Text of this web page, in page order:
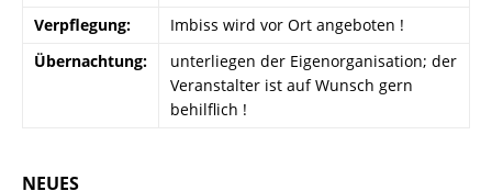
Verpflegung:
Imbiss wird vor Ort angeboten !
Übernachtung:
unterliegen der Eigenorganisation; der
Veranstalter ist auf Wunsch gern
behilflich !
NEUES